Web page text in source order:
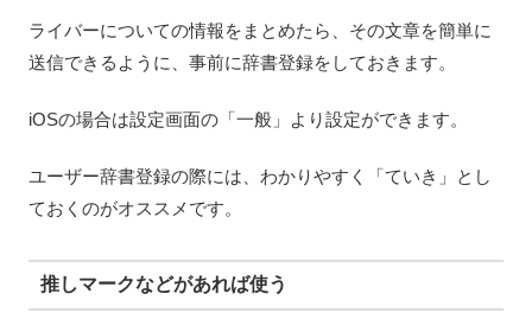
ライバーについての情報をまとめたら、その文章を簡単に
送信できるように、事前に辞書登録をしておきます。
iOSの場合は設定画面の「一般」より設定ができます。
ユーザー辞書登録の際には、わかりやすく「ていき」とし
ておくのがオススメです。
推しマークなどがあれば使う